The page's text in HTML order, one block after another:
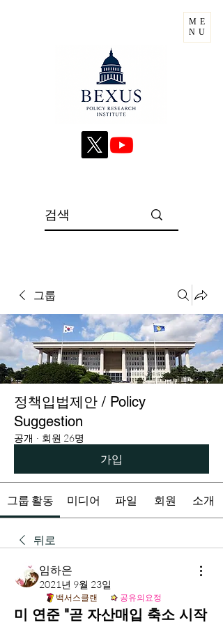
ME
NU
그룹
정책입법제안 / Policy
Suggestion
공개 · 회원 26명
가입
그룹 활동 미디어 파일 회원 소개
뒤로
임하은
2021년 9월 23일
백서스클랜 공유의요정
미 연준 "곧 자산매입 축소 시작